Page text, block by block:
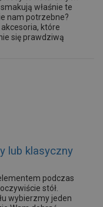
właśnie te
nam potrzebne?
które
się prawdziwą
lub klasyczny
podczas
stół.
wybierzmy jeden